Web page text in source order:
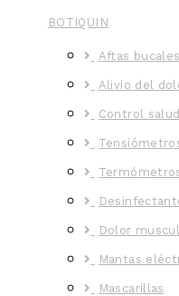
BOTIQUIN
Aftas bucales
Alivio del
Control salud
Dolor
Mantas
Mascarillas